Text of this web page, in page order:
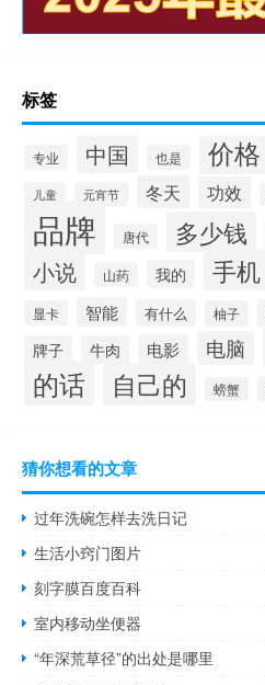
标签
专业 中国 也是 价格
儿童 元宵节 冬天 功效
品牌 唐代 多少钱
小说 山药 我的 手机
显卡 智能 有什么 柚子
牌子 牛肉 电影 电脑
的话 自己的 螃蟹
猜你想看的文章
过年洗碗怎样去洗日记
生活小窍门图片
刻字膜百度百科
室内移动坐便器
“年深荒草径”的出处是哪里